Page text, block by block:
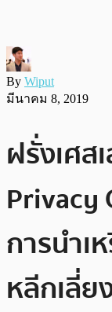
By Wiput
มีนาคม 8, 2019
ฝรั่งเศส
Privacy
การนำเ
หลีกเลี่ย